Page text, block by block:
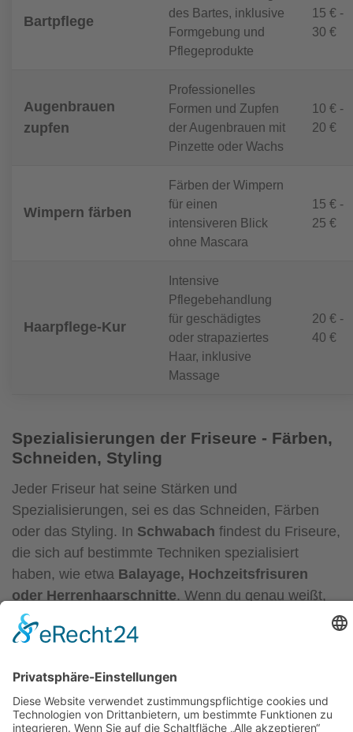
Bartpflege
des Bartes, inklusive
Formgebung und
Pflegeprodukte
15 € -
30 €
Augenbrauen
zupfen
Professionelles
Formen und Zupfen
der Augenbrauen mit
Pinzette oder Wachs
10 € -
20 €
Wimpern färben
Färben der Wimpern
für einen
intensiveren Blick
ohne Mascara
15 € -
25 €
Haarpflege-Kur
Intensive
Pflegebehandlung
für geschädigtes
oder strapaziertes
Haar, inklusive
Massage
20 € -
40 €
Spezialisierungen der Friseure - Färben,
Schneiden, Styling
Jeder Friseur hat seine Stärken und
Spezialisierungen, sei es das Schneiden, Färben
oder das Styling. In Schwabach findest du Friseure,
die sich auf bestimmte Techniken spezialisiert
haben, wie etwa Balayage, Hochzeitsfrisuren
oder Herrenhaarschnitte. Wenn du genau weißt,
was du möchtest, ist es ratsam, einen Friseur zu
wählen, der in diesem Bereich besonders erfahren
perfekt wird und deine Erwartungen erfüllt.